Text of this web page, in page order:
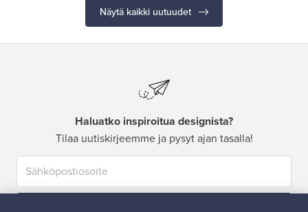
Näytä kaikki uutuudet
Haluatko inspiroitua designista?
Tilaa uutiskirjeemme ja pysyt ajan tasalla!